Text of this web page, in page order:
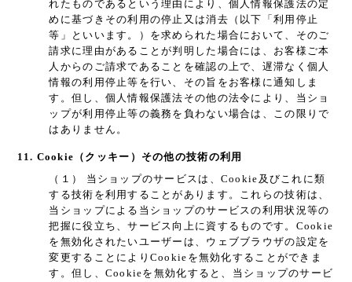
れたものであるという理由により、個人情報保護法の定
めに基づきその利用の停止又は消去（以下「利用停止
等」といいます。）を求められた場合において、そのご
請求に理由があることが判明した場合には、お客様ご本
人からのご請求であることを確認の上で、遅滞なく個人
情報の利用停止等を行い、その旨をお客様に通知しま
す。但し、個人情報保護法その他の法令により、当ショ
ップが利用停止等の義務を負わない場合は、この限りで
はありません。
11. Cookie（クッキー）その他の技術の利用
（１） 当ショップのサービスは、Cookie及びこれに類
する技術を利用することがあります。これらの技術は、
当ショップによる当ショップのサービスの利用状況等の
把握に役立ち、サービス向上に資するものです。Cookie
を無効化されたいユーザーは、ウェブブラウザの設定を
変更することによりCookieを無効化することができま
す。但し、Cookieを無効化すると、当ショップのサービ